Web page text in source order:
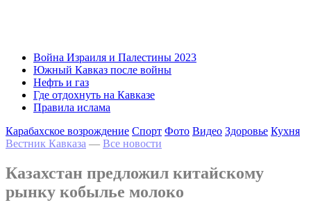
Война Израиля и Палестины 2023
Южный Кавказ после войны
Нефть и газ
Где отдохнуть на Кавказе
Правила ислама
Карабахское возрождение Спорт Фото Видео Здоровье Кухня
Вестник Кавказа — Все новости
Казахстан предложил китайскому
рынку кобылье молоко